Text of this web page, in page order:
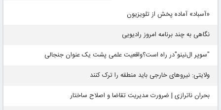
«آسباد» آماده پخش از تلویزیون
نگاهی به چند برنامه امروز رادیویی
"سوپر ال‌نینو"در راه است؟واقعیت علمی پشت یک عنوان جنجالی
ولایتی: نیروهای خارجی باید منطقه را ترک کنند
بحران ناترازی | ضرورت مدیریت تقاضا و اصلاح ساختار